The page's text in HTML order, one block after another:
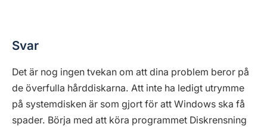
Svar
Det är nog ingen tvekan om att dina problem beror på
de överfulla hårddiskarna. Att inte ha ledigt utrymme
på systemdisken är som gjort för att Windows ska få
spader. Börja med att köra programmet Diskrensning